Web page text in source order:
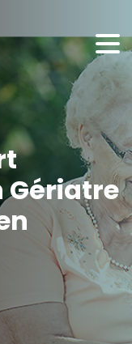
Gériatre